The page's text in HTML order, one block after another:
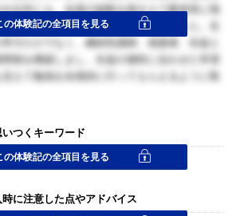
以外にも、自身の経験を踏まえて教室長に指
案し、塾全体の成績アップにつなげました。生
力だけでなく、継続性講師、保護者、生徒と
関係を構築しまし、生徒の個性に合わせた学習
交えて勉強を自発的に行ってもらえるように取
の体験記の全項目を見る
つくキーワード
の体験記の全項目を見る
に注意した点やアドバイス